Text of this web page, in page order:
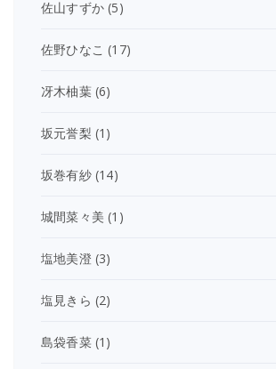
佐山すずか (5)
佐野ひなこ (17)
冴木柚葉(6)
坂元誉梨 (1)
坂巻有紗(14)
城間菜々美 (1)
塩地美澄(3)
塩見きら (2)
島袋香菜(1)